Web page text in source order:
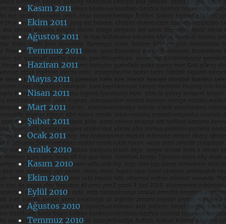
Kasım 2011
Ekim 2011
Ağustos 2011
Temmuz 2011
Haziran 2011
Mayıs 2011
Nisan 2011
Mart 2011
Şubat 2011
Ocak 2011
Aralık 2010
Kasım 2010
Ekim 2010
Eylül 2010
Ağustos 2010
Temmuz 2010